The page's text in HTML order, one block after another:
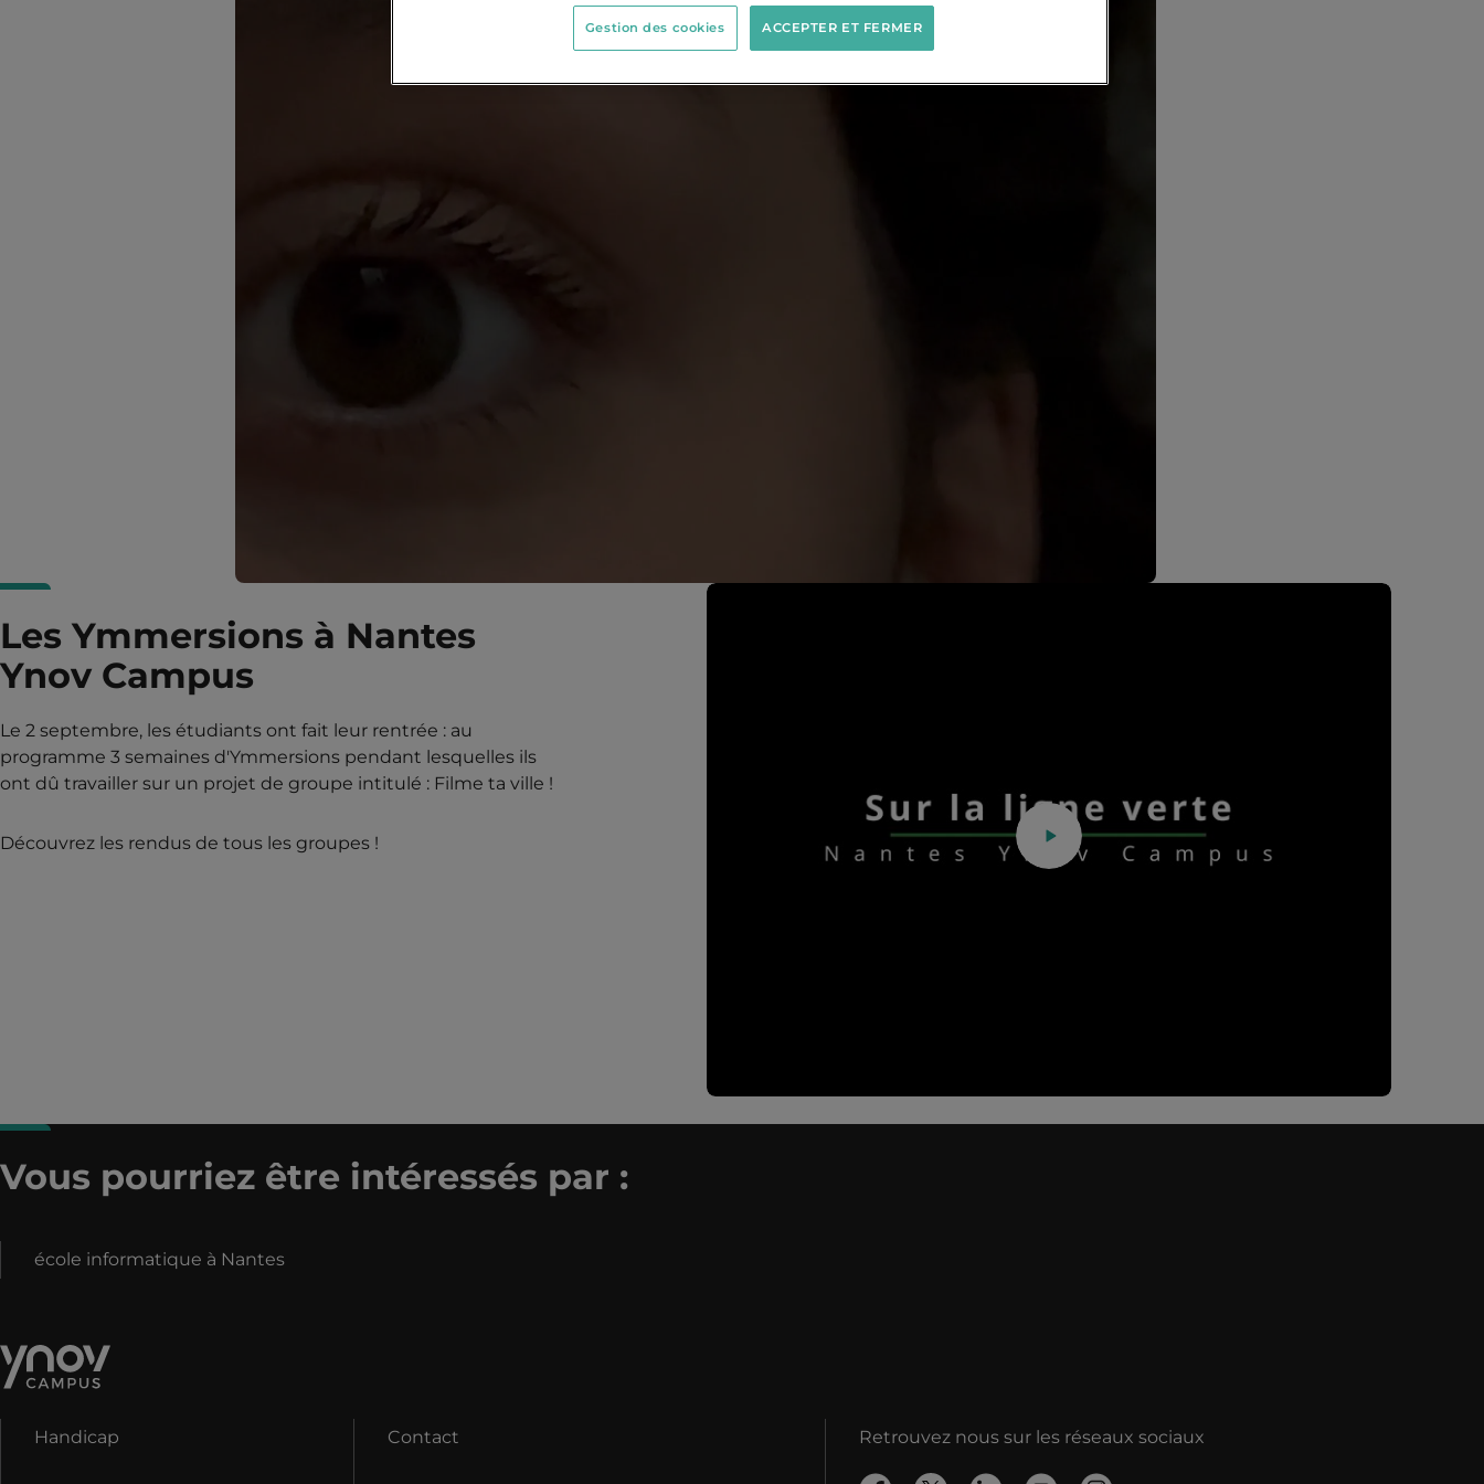
Les Ymmersions à Nantes
Ynov Campus
Le 2 septembre, les étudiants ont fait leur rentrée : au
programme 3 semaines d'Ymmersions pendant lesquelles ils
ont dû travailler sur un projet de groupe intitulé : Filme ta ville !
Découvrez les rendus de tous les groupes !
Vous pourriez être intéressés par :
école informatique à Nantes
Handicap Contact Retrouvez nous sur les réseaux sociaux
ACCEPTER ET FERMER
Gestion des cookies